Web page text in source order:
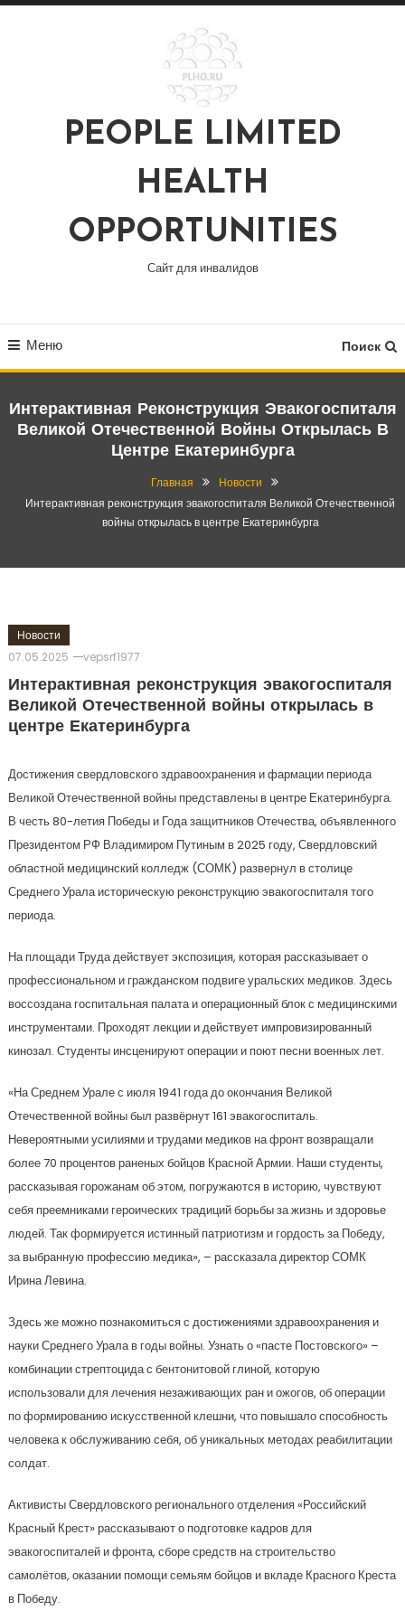
Перейти
PEOPLE LIMITED
HEALTH
OPPORTUNITIES
Сайт для инвалидов
Меню Поиск
Интерактивная Реконструкция Эвакогоспиталя
Великой Отечественной Войны Открылась В
Центре Екатеринбурга
Главная
Новости
Интерактивная реконструкция эвакогоспиталя Великой Отечественной
войны открылась в центре Екатеринбурга
Новости
07.05.2025
vepsrf1977
Интерактивная реконструкция эвакогоспиталя
Великой Отечественной войны открылась в
центре Екатеринбурга
Достижения свердловского здравоохранения и фармации периода
Великой Отечественной войны представлены в центре Екатеринбурга.
В честь 80-летия Победы и Года защитников Отечества, объявленного
Президентом РФ Владимиром Путиным в 2025 году, Свердловский
областной медицинский колледж (СОМК) развернул в столице
Среднего Урала историческую реконструкцию эвакогоспиталя того
периода.
На площади Труда действует экспозиция, которая рассказывает о
профессиональном и гражданском подвиге уральских медиков. Здесь
воссоздана госпитальная палата и операционный блок с медицинскими
инструментами. Проходят лекции и действует импровизированный
кинозал. Студенты инсценируют операции и поют песни военных лет.
«На Среднем Урале с июля 1941 года до окончания Великой
Отечественной войны был развёрнут 161 эвакогоспиталь.
Невероятными усилиями и трудами медиков на фронт возвращали
более 70 процентов раненых бойцов Красной Армии. Наши студенты,
рассказывая горожанам об этом, погружаются в историю, чувствуют
себя преемниками героических традиций борьбы за жизнь и здоровье
людей. Так формируется истинный патриотизм и гордость за Победу,
за выбранную профессию медика», – рассказала директор СОМК
Ирина Левина.
Здесь же можно познакомиться с достижениями здравоохранения и
науки Среднего Урала в годы войны. Узнать о «пасте Постовского» –
комбинации стрептоцида с бентонитовой глиной, которую
использовали для лечения незаживающих ран и ожогов, об операции
по формированию искусственной клешни, что повышало способность
человека к обслуживанию себя, об уникальных методах реабилитации
солдат.
Активисты Свердловского регионального отделения «Российский
Красный Крест» рассказывают о подготовке кадров для
эвакогоспиталей и фронта, сборе средств на строительство
самолётов, оказании помощи семьям бойцов и вкладе Красного Креста
в Победу.